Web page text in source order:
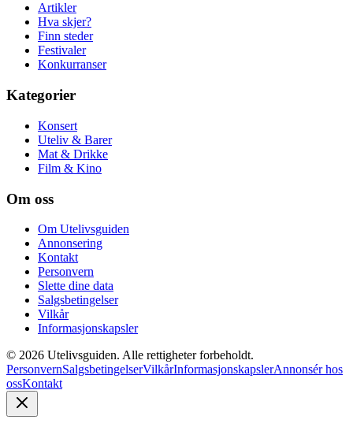
Artikler
Hva skjer?
Finn steder
Festivaler
Konkurranser
Kategorier
Konsert
Uteliv & Barer
Mat & Drikke
Film & Kino
Om oss
Om Utelivsguiden
Annonsering
Kontakt
Personvern
Slette dine data
Salgsbetingelser
Vilkår
Informasjonskapsler
© 2026 Utelivsguiden. Alle rettigheter forbeholdt.
PersonvernSalgsbetingelserVilkårInformasjonskapslerAnnonsér hos
ossKontakt